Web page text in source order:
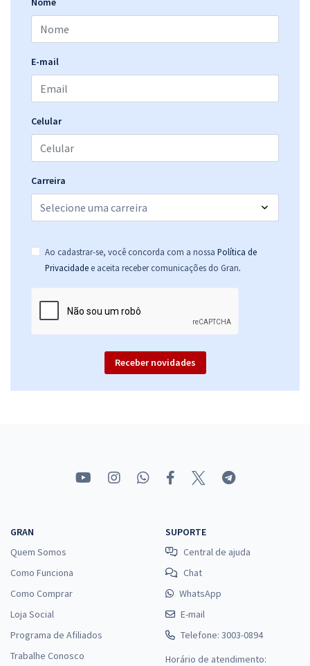
E-mail
Celular
Carreira
Ao cadastrar-se, você concorda com a nossa Política de
Privacidade e aceita receber comunicações do Gran.
Receber novidades
GRAN
Quem Somos
Como Funciona
Como Comprar
Loja Social
Programa de Afiliados
Trabalhe Conosco
SUPORTE
Central de ajuda
Chat
WhatsApp
E-mail
Telefone: 3003-0894
Horário de atendimento: